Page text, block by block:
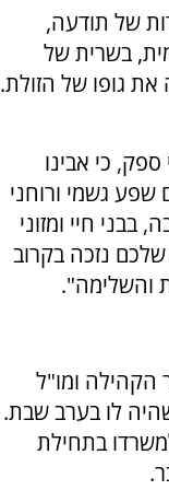
של תודעה,
בשרית של
גופו של הזולת.
כי אבינו
גשמי ורוחני
חיי ומזוני
שלכם נזכה בקרוב
והשלימה".
הקהילה ומו"ל
לו בערב שבת.
בתחילת